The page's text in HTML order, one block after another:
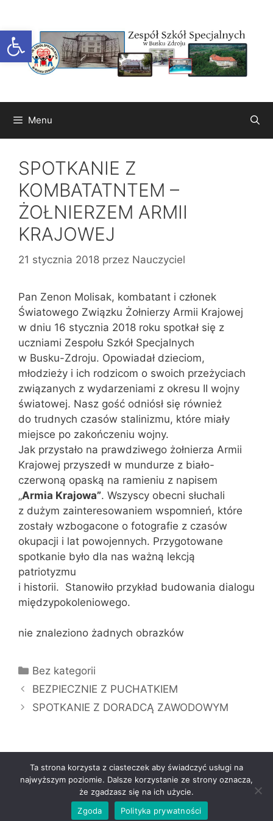
Otwórz pasek narzędzi
treści
Menu
SPOTKANIE Z
KOMBATATNTEM –
ŻOŁNIERZEM ARMII
KRAJOWEJ
21 stycznia 2018 przez Nauczyciel
Pan Zenon Molisak, kombatant i członek
Światowego Związku Żołnierzy Armii Krajowej
w dniu 16 stycznia 2018 roku spotkał się z
uczniami Zespołu Szkół Specjalnych
w Busku-Zdroju. Opowiadał dzieciom,
młodzieży i ich rodzicom o swoich przeżyciach
związanych z wydarzeniami z okresu II wojny
światowej. Nasz gość odniósł się również
do trudnych czasów stalinizmu, które miały
miejsce po zakończeniu wojny.
Jak przystało na prawdziwego żołnierza Armii
Krajowej przyszedł w mundurze z biało-
czerwoną opaską na ramieniu z napisem
„Armia Krajowa”. Wszyscy obecni słuchali
z dużym zainteresowaniem wspomnień, które
zostały wzbogacone o fotografie z czasów
okupacji i lat powojennych. Przygotowane
spotkanie było dla nas ważną lekcją
patriotyzmu
i historii. Stanowiło przykład budowania dialogu
międzypokoleniowego.
nie znaleziono żadnych obrazków
Kategorie
Bez kategorii
BEZPIECZNIE Z PUCHATKIEM
SPOTKANIE Z DORADCĄ ZAWODOWYM
© 2026 Zespół Szkół Specjalnych Busko-Zdrój
Zbudowany zGeneratePress
Ta strona korzysta z ciasteczek aby świadczyć usługi na
najwyższym poziomie. Dalsze korzystanie ze strony oznacza,
że zgadzasz się na ich użycie.
Zgoda
Polityka prywatności